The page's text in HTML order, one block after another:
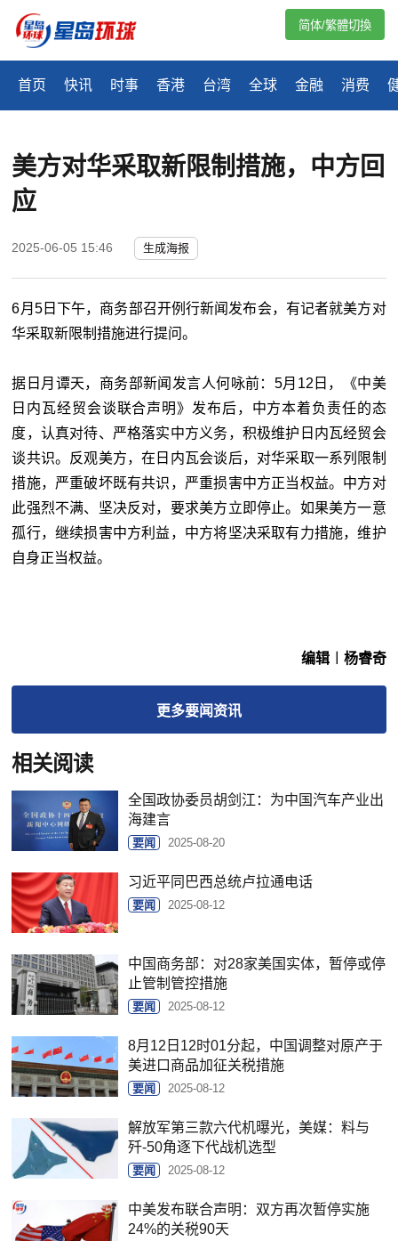
首页 快讯 时事 香港 台湾 全球 金融 消费
简体/繁體切換
美方对华采取新限制措施，中方回
应
2025-06-05 15:46 生成海报
6月5日下午，商务部召开例行新闻发布会，有记者就美方对
华采取新限制措施进行提问。
据 日月谭天， 商务部新闻发言人何咏前：5月12日，《中美
日内瓦经贸会谈联合声明》发布后，中方本着负责任的态
度，认真对待、严格落实中方义务，积极维护日内瓦经贸会
谈共识。反观美方，在日内瓦会谈后，对华采取一系列限制
措施，严重破坏既有共识，严重损害中方正当权益。中方对
此强烈不满、坚决反对，要求美方立即停止。如果美方一意
孤行，继续损害中方利益，中方将坚决采取有力措施，维护
自身正当权益。
编辑︱杨睿奇
更多要闻资讯
相关阅读
全国政协委员胡剑江：为中国汽车产业出
海建言
要闻 2025-08-20
习近平同巴西总统卢拉通电话
要闻 2025-08-12
中国商务部：对28家美国实体，暂停或停
止管制管控措施
要闻 2025-08-12
8月12日12时01分起，中国调整对原产于
美进口商品加征关税措施
要闻 2025-08-12
解放军第三款六代机曝光，美媒：料与
歼-50角逐下代战机选型
要闻 2025-08-12
中美发布联合声明：双方再次暂停实施
24%的关税90天